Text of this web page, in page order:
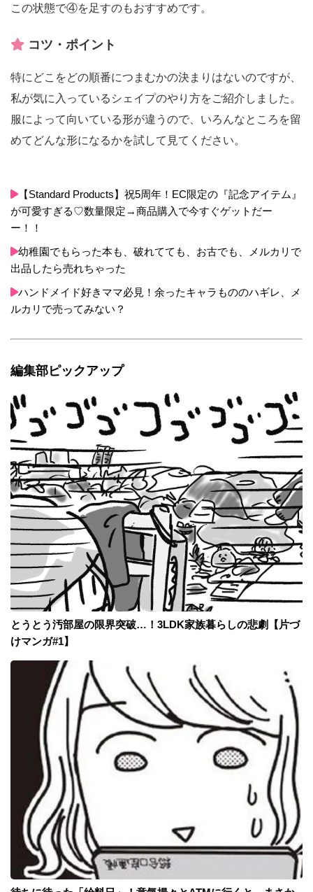
この状態で④を足すのもおすすめです。
コツ・ポイント
特にどこをどの順番につまむかの決まりはないのですが、
私が気に入っているシェイプのやり方をご紹介しました。
服によって向いている形が違うので、いろんなところを留
めてどんな形になるかを試して見てください。
【Standard Products】祝5周年！EC限定の『記念アイテム』
が可愛すぎる♡数量限定→商品購入で今すぐゲットだー
ー！！
幼稚園でもらった本も、破れてても、お古でも、メルカリで
出品したら売れちゃった
ハンドメイド好きママ必見！余ったキャラもののハギレ、メ
ルカリで売ってみない？
編集部ピックアップ
とうとう汚部屋の限界突破…！3LDK家族暮らしの悲劇【片づ
けマンガ#1】